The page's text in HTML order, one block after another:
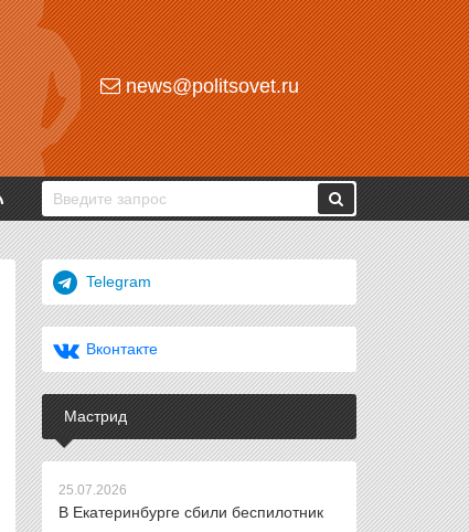
news@politsovet.ru
Telegram
Вконтакте
Мастрид
25.07.2026
В Екатеринбурге сбили беспилотник